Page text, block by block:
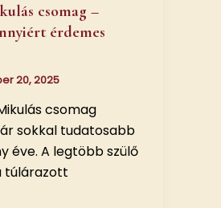
csomag –
érdemes
20, 2025
csomag
sokkal tudatosabb
éve. A legtöbb szülő
túlárazott